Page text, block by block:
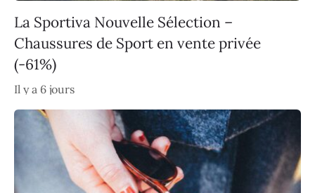
La Sportiva Nouvelle Sélection –
Chaussures de Sport en vente privée
(-61%)
Il y a 6 jours